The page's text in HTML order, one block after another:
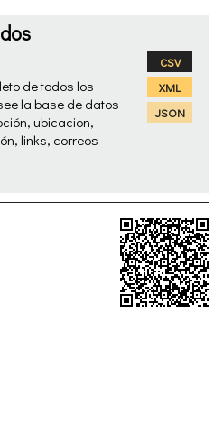
de todos los
la base de datos
ubicacion,
links, correos
CSV
XML
JSON